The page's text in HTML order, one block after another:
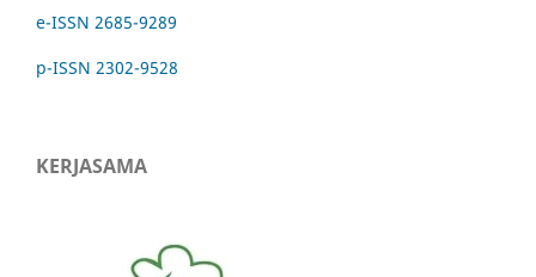
e-ISSN 2685-9289
p-ISSN 2302-9528
KERJASAMA